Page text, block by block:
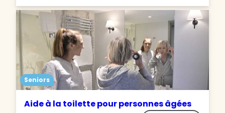
Seniors
Aide à la toilette pour personnes âgées